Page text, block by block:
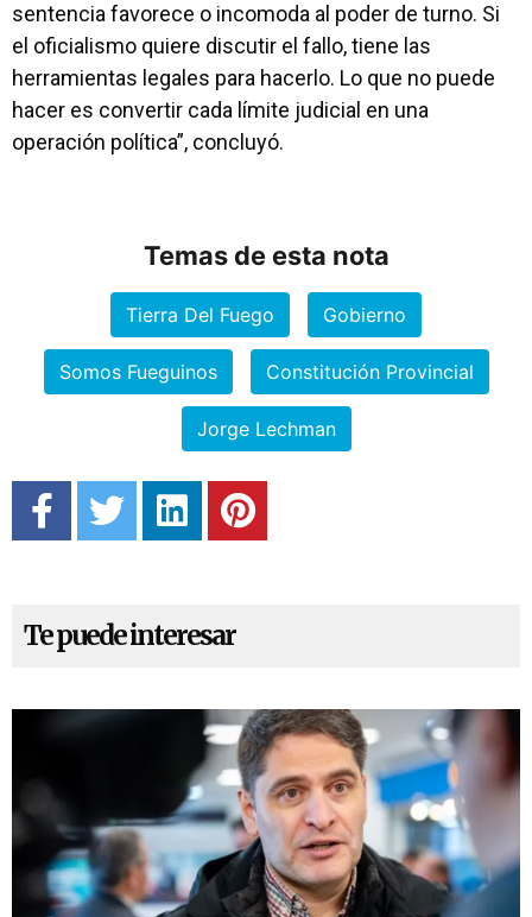
sentencia favorece o incomoda al poder de turno. Si
el oficialismo quiere discutir el fallo, tiene las
herramientas legales para hacerlo. Lo que no puede
hacer es convertir cada límite judicial en una
operación política”, concluyó.
Temas de esta nota
Tierra Del Fuego Gobierno
Somos Fueguinos Constitución Provincial
Jorge Lechman
Te puede interesar